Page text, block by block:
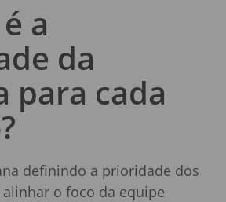
a
da
para cada
definindo a prioridade dos
o foco da equipe